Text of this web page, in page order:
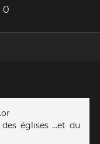
0
églises ...et du